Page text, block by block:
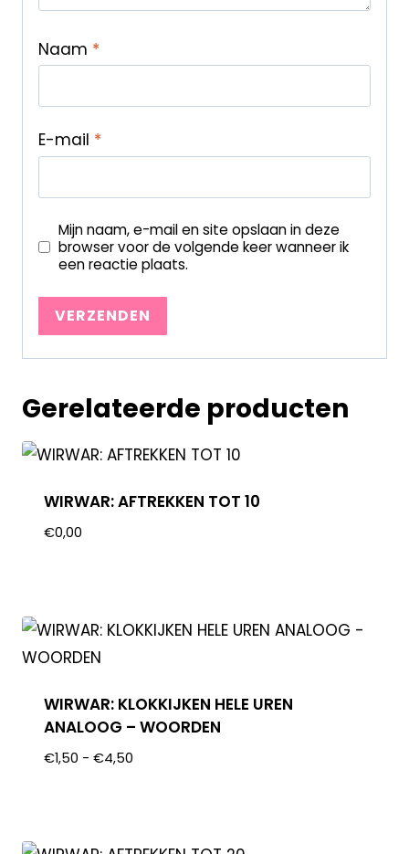
Naam *
E-mail *
Mijn naam, e-mail en site opslaan in deze
browser voor de volgende keer wanneer ik
een reactie plaats.
Gerelateerde producten
WIRWAR: AFTREKKEN TOT 10
€0,00
WIRWAR: KLOKKIJKEN HELE UREN
ANALOOG – WOORDEN
€1,50 - €4,50